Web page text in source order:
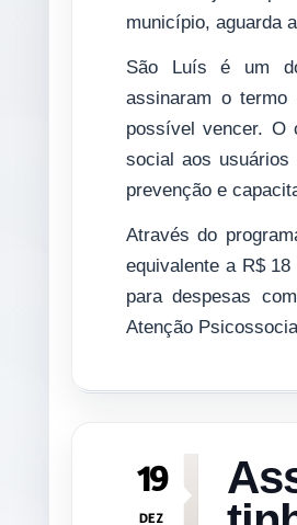
município, aguarda
São Luís é um
assinaram o termo
possível vencer. O
social aos usuários
prevenção e
Através do
equivalente a R$
para despesas
Atenção
19
DEZ